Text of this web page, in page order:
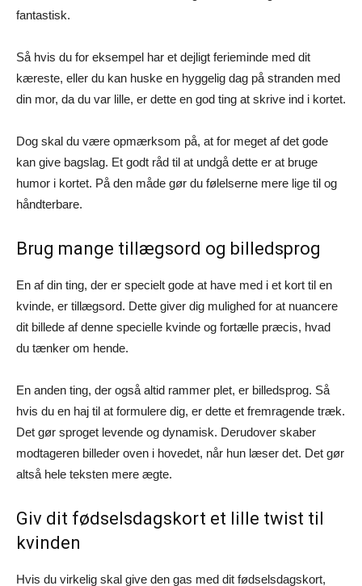
fantastisk.
Så hvis du for eksempel har et dejligt ferieminde med dit
kæreste, eller du kan huske en hyggelig dag på stranden med
din mor, da du var lille, er dette en god ting at skrive ind i kortet.
Dog skal du være opmærksom på, at for meget af det gode
kan give bagslag. Et godt råd til at undgå dette er at bruge
humor i kortet. På den måde gør du følelserne mere lige til og
håndterbare.
Brug mange tillægsord og billedsprog
En af din ting, der er specielt gode at have med i et kort til en
kvinde, er tillægsord. Dette giver dig mulighed for at nuancere
dit billede af denne specielle kvinde og fortælle præcis, hvad
du tænker om hende.
En anden ting, der også altid rammer plet, er billedsprog. Så
hvis du en haj til at formulere dig, er dette et fremragende træk.
Det gør sproget levende og dynamisk. Derudover skaber
modtageren billeder oven i hovedet, når hun læser det. Det gør
altså hele teksten mere ægte.
Giv dit fødselsdagskort et lille twist til
kvinden
Hvis du virkelig skal give den gas med dit fødselsdagskort,